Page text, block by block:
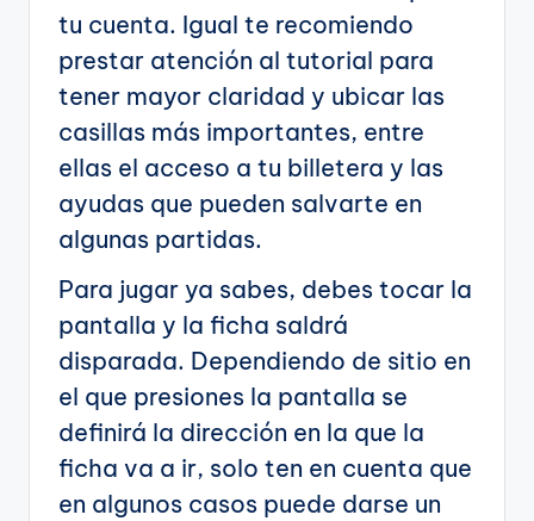
tu cuenta. Igual te recomiendo
prestar atención al tutorial para
tener mayor claridad y ubicar las
casillas más importantes, entre
ellas el acceso a tu billetera y las
ayudas que pueden salvarte en
algunas partidas.
Para jugar ya sabes, debes tocar la
pantalla y la ficha saldrá
disparada. Dependiendo de sitio en
el que presiones la pantalla se
definirá la dirección en la que la
ficha va a ir, solo ten en cuenta que
en algunos casos puede darse un